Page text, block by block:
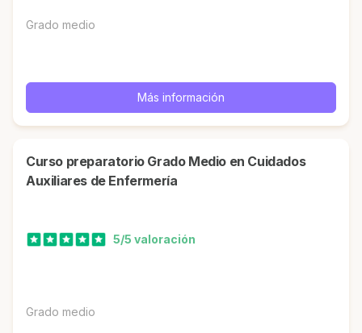
Grado medio
Más información
Curso preparatorio Grado Medio en Cuidados
Auxiliares de Enfermería
5/5 valoración
Grado medio